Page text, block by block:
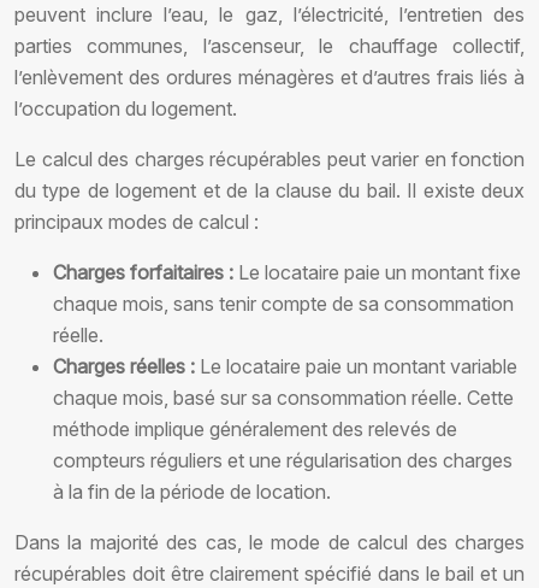
peuvent inclure l’eau, le gaz, l’électricité, l’entretien des
parties communes, l’ascenseur, le chauffage collectif,
l’enlèvement des ordures ménagères et d’autres frais liés à
l’occupation du logement.
Le calcul des charges récupérables peut varier en fonction
du type de logement et de la clause du bail. Il existe deux
principaux modes de calcul :
Charges forfaitaires : Le locataire paie un montant fixe
chaque mois, sans tenir compte de sa consommation
réelle.
Charges réelles : Le locataire paie un montant variable
chaque mois, basé sur sa consommation réelle. Cette
méthode implique généralement des relevés de
compteurs réguliers et une régularisation des charges
à la fin de la période de location.
Dans la majorité des cas, le mode de calcul des charges
récupérables doit être clairement spécifié dans le bail et un